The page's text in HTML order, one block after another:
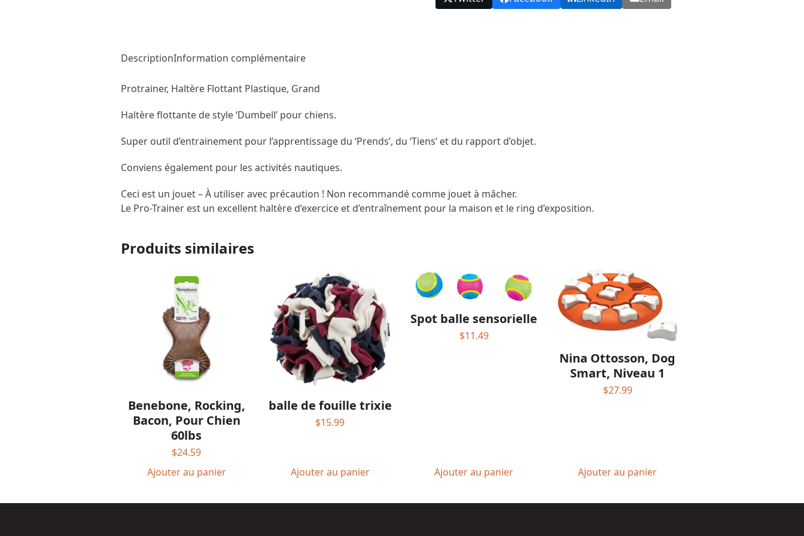
DescriptionInformation complémentaire
Protrainer, Haltère Flottant Plastique, Grand
Haltère flottante de style ‘Dumbell’ pour chiens.
Super outil d’entrainement pour l’apprentissage du ‘Prends’, du ‘Tiens’ et du rapport d’objet.
Conviens également pour les activités nautiques.
Ceci est un jouet – À utiliser avec précaution ! Non recommandé comme jouet à mâcher.
Le Pro-Trainer est un excellent haltère d’exercice et d’entraînement pour la maison et le ring d’exposition.
Produits similaires
Benebone, Rocking,
Bacon, Pour Chien
60lbs
$24.59
Ajouter au panier
balle de fouille trixie
$15.99
Ajouter au panier
Spot balle sensorielle
$11.49
Ajouter au panier
Nina Ottosson, Dog
Smart, Niveau 1
$27.99
Ajouter au panier